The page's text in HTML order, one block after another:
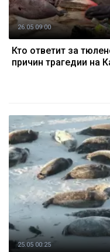
26.05 09:00
Кто ответит за
причин трагедии на
25.05 00:25